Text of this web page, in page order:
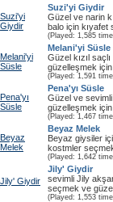
Suzi'yi Giydir
Güzel ve narin
balo için kıyafet
(Played: 1,585
Melani'yi Süsle
Güzel kızıl
güzelleşmek
(Played: 1,591
Pena'yı Süsle
Güzel ve
güzelleşmek
(Played: 1,467
Beyaz Melek
Beyaz giysiler
kostmler
(Played: 1,642
Jily' Giydir
sevimli Jily
seçmek ve
(Played: 1,553